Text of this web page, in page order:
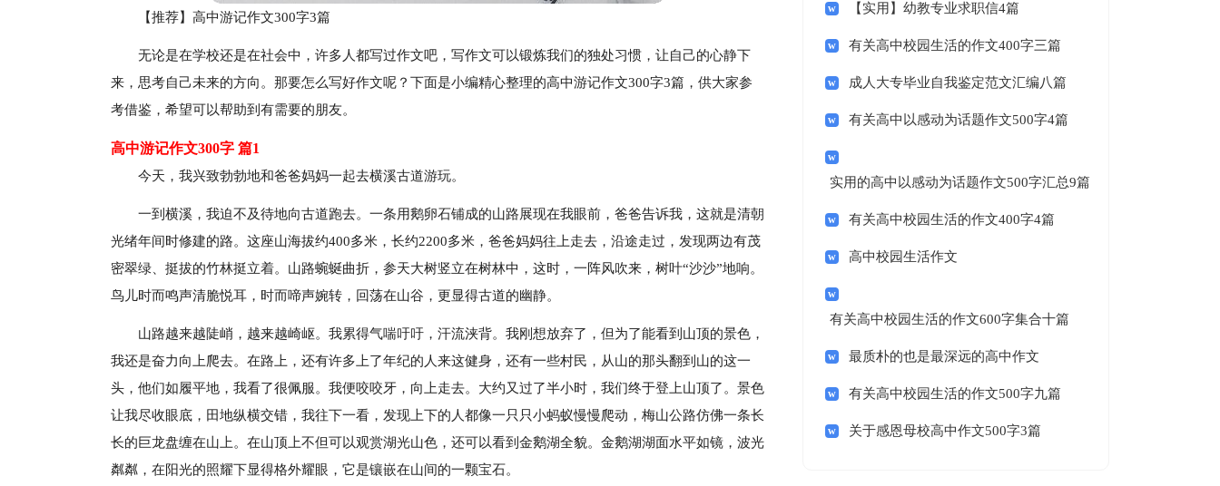
【推荐】高中游记作文300字3篇
无论是在学校还是在社会中，许多人都写过作文吧，写作文可以锻炼我们的独处习惯，让自己的心静下
来，思考自己未来的方向。那要怎么写好作文呢？下面是小编精心整理的高中游记作文300字3篇，供大家参
考借鉴，希望可以帮助到有需要的朋友。
高中游记作文300字 篇1
今天，我兴致勃勃地和爸爸妈妈一起去横溪古道游玩。
一到横溪，我迫不及待地向古道跑去。一条用鹅卵石铺成的山路展现在我眼前，爸爸告诉我，这就是清朝
光绪年间时修建的路。这座山海拔约400多米，长约2200多米，爸爸妈妈往上走去，沿途走过，发现两边有茂
密翠绿、挺拔的竹林挺立着。山路蜿蜒曲折，参天大树竖立在树林中，这时，一阵风吹来，树叶“沙沙”地响。
鸟儿时而鸣声清脆悦耳，时而啼声婉转，回荡在山谷，更显得古道的幽静。
山路越来越陡峭，越来越崎岖。我累得气喘吁吁，汗流浃背。我刚想放弃了，但为了能看到山顶的景色，
我还是奋力向上爬去。在路上，还有许多上了年纪的人来这健身，还有一些村民，从山的那头翻到山的这一
头，他们如履平地，我看了很佩服。我便咬咬牙，向上走去。大约又过了半小时，我们终于登上山顶了。景色
让我尽收眼底，田地纵横交错，我往下一看，发现上下的人都像一只只小蚂蚁慢慢爬动，梅山公路仿佛一条长
长的巨龙盘缠在山上。在山顶上不但可以观赏湖光山色，还可以看到金鹅湖全貌。金鹅湖湖面水平如镜，波光
粼粼，在阳光的照耀下显得格外耀眼，它是镶嵌在山间的一颗宝石。
【实用】幼教专业求职信4篇
有关高中校园生活的作文400字三篇
成人大专毕业自我鉴定范文汇编八篇
有关高中以感动为话题作文500字4篇
实用的高中以感动为话题作文500字汇总9篇
有关高中校园生活的作文400字4篇
高中校园生活作文
有关高中校园生活的作文600字集合十篇
最质朴的也是最深远的高中作文
有关高中校园生活的作文500字九篇
关于感恩母校高中作文500字3篇